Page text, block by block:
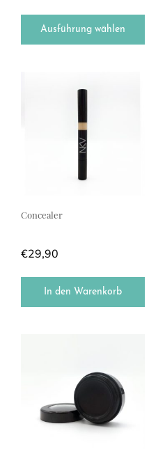
Ausführung wählen
Concealer
€29,90
In den Warenkorb